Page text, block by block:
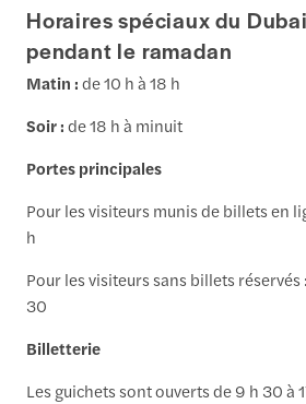
Horaires spéciaux du
pendant le ramadan
Matin :de 10 h à 18 h
Soir :de 18 h à minuit
Portes principales
Pour les visiteurs munis de billets en
h
Pour les visiteurs sans billets réservés
30
Billetterie
Les guichets sont ouverts de 9 h 30 à